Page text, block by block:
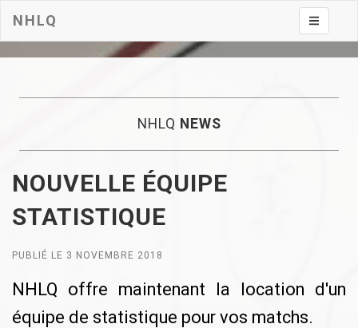
NHLQ Toggle
NHLQ NEWS
NOUVELLE ÉQUIPE
STATISTIQUE
PUBLIÉ LE 3 NOVEMBRE 2018
NHLQ offre maintenant la location d'un
équipe de statistique pour vos matchs.